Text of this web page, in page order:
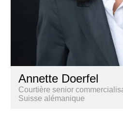
Annette Doerfel
Courtière senior
Suisse alémanique